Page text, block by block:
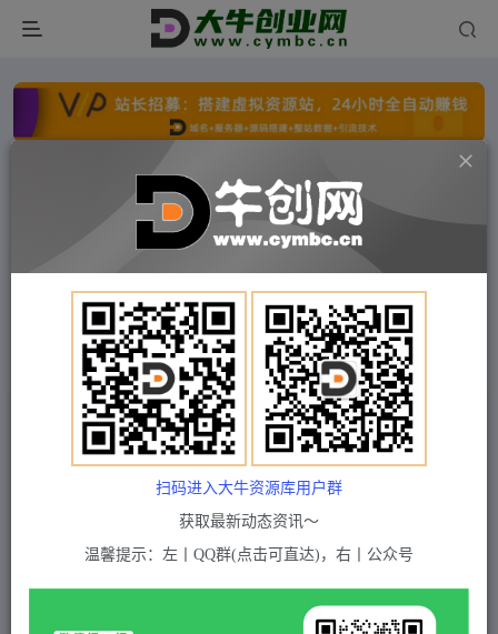
点击开通分站+ 每日收入300+
文字广告火爆招租 文字广告火爆招租
文字广告火爆招租
文字广告火爆招租 文字广告火爆招租
付费项目 福缘网 正文
海外TikTok短视频出海-启航营（学习精准盈利）
解读，手把手教会你从0-1入局
付费资源
扫码进入大牛资源库用户群
获取最新动态资讯～
温馨提示：左丨QQ群(点击可直达)，右丨公众号